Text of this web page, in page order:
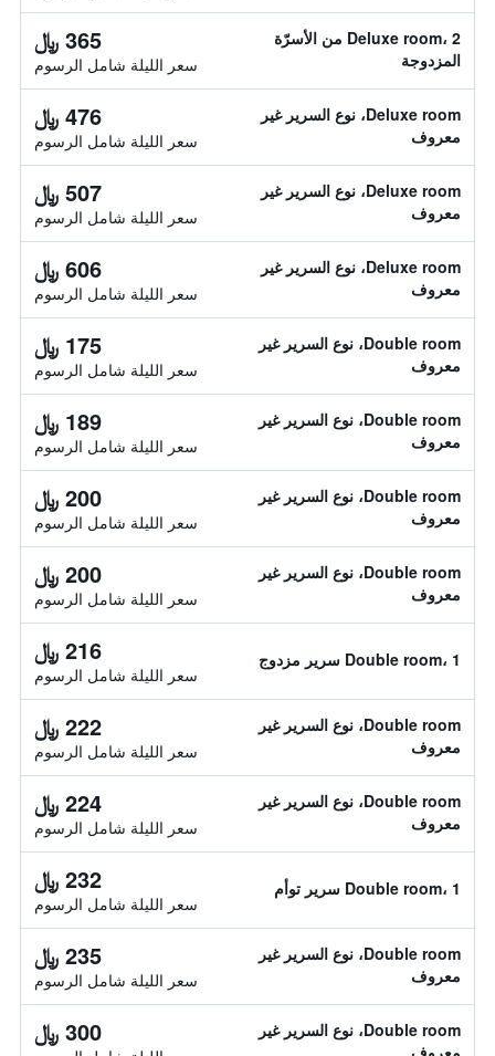
Deluxe room، 2 من الأسرّة
المزدوجة
365 ﷼
سعر الليلة شامل الرسوم
Deluxe room، نوع السرير غير
معروف
476 ﷼
سعر الليلة شامل الرسوم
Deluxe room، نوع السرير غير
معروف
507 ﷼
سعر الليلة شامل الرسوم
Deluxe room، نوع السرير غير
معروف
606 ﷼
سعر الليلة شامل الرسوم
Double room، نوع السرير غير
معروف
175 ﷼
سعر الليلة شامل الرسوم
Double room، نوع السرير غير
معروف
189 ﷼
سعر الليلة شامل الرسوم
Double room، نوع السرير غير
معروف
200 ﷼
سعر الليلة شامل الرسوم
Double room، نوع السرير غير
معروف
200 ﷼
سعر الليلة شامل الرسوم
Double room، 1 سرير مزدوج 216 ﷼
سعر الليلة شامل الرسوم
Double room، نوع السرير غير
معروف
222 ﷼
سعر الليلة شامل الرسوم
Double room، نوع السرير غير
معروف
224 ﷼
سعر الليلة شامل الرسوم
Double room، 1 سرير توأم 232 ﷼
سعر الليلة شامل الرسوم
Double room، نوع السرير غير
معروف
235 ﷼
سعر الليلة شامل الرسوم
Double room، نوع السرير غير
معروف
300 ﷼